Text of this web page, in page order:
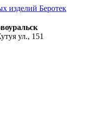
ул., 151